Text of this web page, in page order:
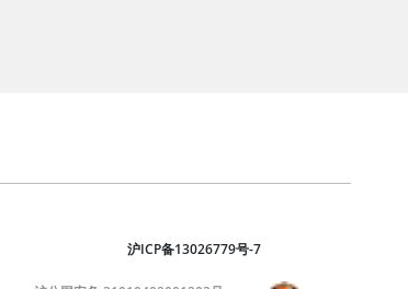
沪ICP备13026779号-7